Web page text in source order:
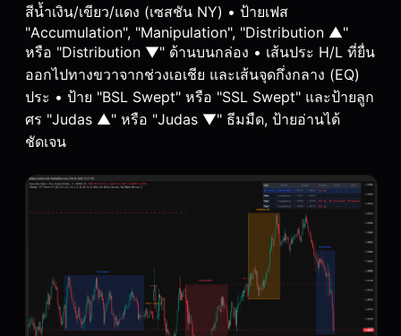
สีน้ำเงิน/เขียว/แดง (เซสชัน NY) • ป้ายเฟส
"Accumulation", "Manipulation", "Distribution ▲"
หรือ "Distribution ▼" ด้านบนกล่อง • เส้นประ H/L ที่ยื่น
ออกไปทางขวาจากช่วงเอเชีย และเส้นจุดกึ่งกลาง (EQ)
ประ • ป้าย "BSL Swept" หรือ "SSL Swept" และป้ายลูก
ศร "Judas ▲" หรือ "Judas ▼" ธีมมืด, ป้ายอ่านได้
ชัดเจน